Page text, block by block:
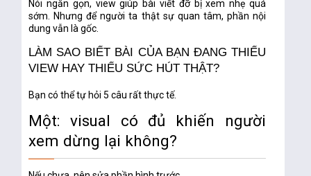
Nói ngắn gọn, view giúp bài viết đỡ bị xem nhẹ quá
sớm . Nhưng để người ta thật sự quan tâm, phần nội
dung vẫn là gốc.
LÀM SAO BIẾT BÀI CỦA BẠN ĐANG THIẾU
VIEW HAY THIẾU SỨC HÚT THẬT?
Bạn có thể tự hỏi 5 câu rất thực tế.
Một: visual có đủ khiến người
xem dừng lại không?